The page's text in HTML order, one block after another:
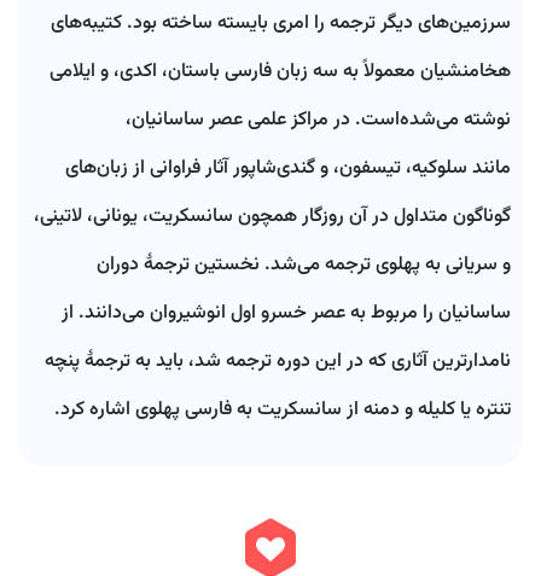
سرزمین‌های دیگر ترجمه را امری بایسته ساخته بود. کتیبه‌های
هخامنشیان معمولاً به سه زبان فارسی باستان، اکدی، و ایلامی
نوشته می‌شده‌است. در مراکز علمی عصر ساسانیان،
مانند سلوکیه، تیسفون، و گندی‌شاپور آثار فراوانی از زبان‌های
گوناگون متداول در آن روزگار همچون سانسکریت، یونانی، لاتینی،
و سریانی به پهلوی ترجمه می‌شد. نخستین ترجمهٔ دوران
ساسانیان را مربوط به عصر خسرو اول انوشیروان می‌دانند. از
نامدارترین آثاری که در این دوره ترجمه شد، باید به ترجمهٔ پنچه
تنتره یا کلیله و دمنه از سانسکریت به فارسی پهلوی اشاره کرد.